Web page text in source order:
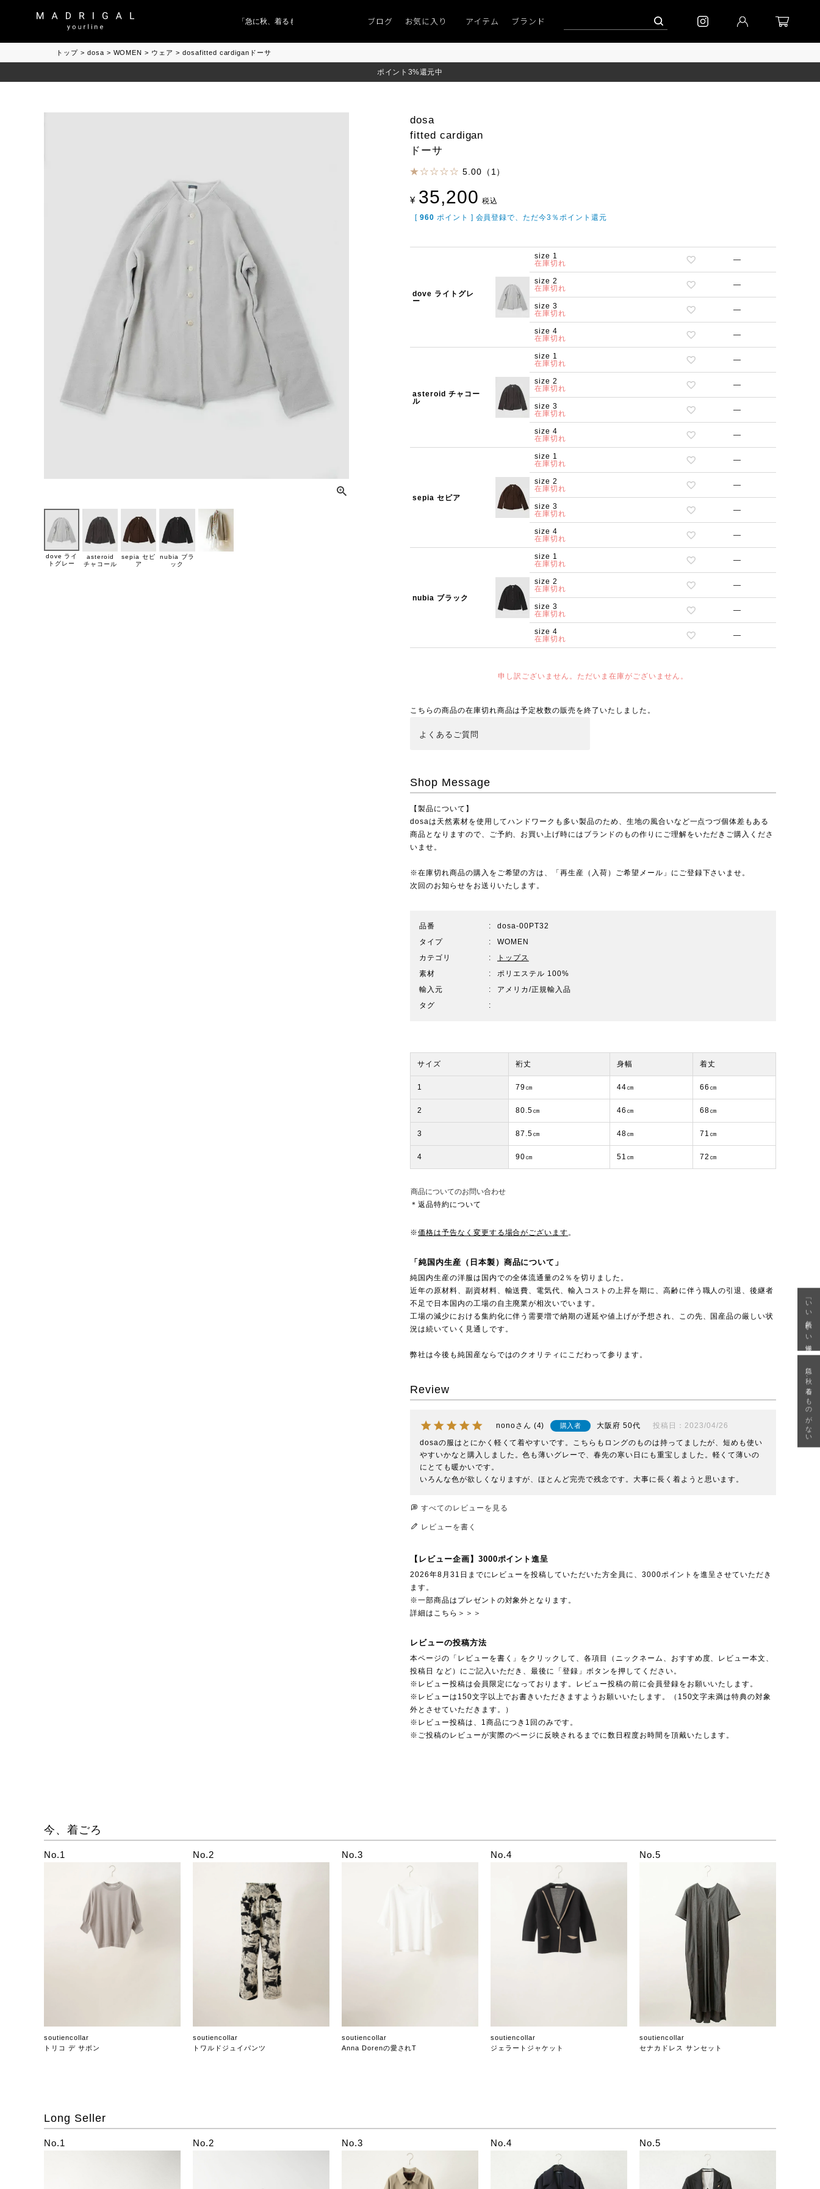
「急に秋、着るものがない」 「キレイなニット」 ポイント9％「マンスリーポイントキャンペーン」 予約│「エッグジャケット GREY」
ブログ お気に入り アイテム ブランド
トップ dosa WOMEN ウェア dosafitted cardiganドーサ
ポイント3%還元中
dove ライ
トグレー
asteroid
チャコール
sepia セピ
ア
nubia ブラ
ック
dosa
fitted cardigan
ドーサ
5.00（1）
¥ 35,200 税込
[ 960 ポイント ] 会員登録で、ただ今3％ポイント還元
dove ライトグレ
ー
size 1
在庫切れ
—
size 2
在庫切れ
—
size 3
在庫切れ
—
size 4
在庫切れ
—
asteroid チャコー
ル
size 1
在庫切れ
—
size 2
在庫切れ
—
size 3
在庫切れ
—
size 4
在庫切れ
—
sepia セピア
size 1
在庫切れ
—
size 2
在庫切れ
—
size 3
在庫切れ
—
size 4
在庫切れ
—
nubia ブラック
size 1
在庫切れ
—
size 2
在庫切れ
—
size 3
在庫切れ
—
size 4
在庫切れ
—
申し訳ございません。ただいま在庫がございません。
こちらの商品の在庫切れ商品は予定枚数の販売を終了いたしました。
よくある ご質問
Shop Message
【製品について】
dosaは天然素材を使用してハンドワークも多い製品のため、生地の風合いなど一点つづ個体差もある
商品となりますので、ご予約、お買い上げ時にはブランドのもの作りにご理解をいただきご購入くださ
いませ。
※在庫切れ商品の購入をご希望の方は、「再生産（入荷）ご希望メール」にご登録下さいませ。
次回のお知らせをお送りいたします。
品番
dosa-00PT32
タイプ
WOMEN
カテゴリ
トップス
素材
ポリエステル 100%
輸入元
アメリカ/正規輸入品
タグ
サイズ 裄丈 身幅 着丈
1 79㎝ 44㎝ 66㎝
2 80.5㎝ 46㎝ 68㎝
3 87.5㎝ 48㎝ 71㎝
4 90㎝ 51㎝ 72㎝
商品についてのお問い合わせ
＊返品特約について
※価格は予告なく変更する場合がございます。
「純国内生産（日本製）商品について」
純国内生産の洋服は国内での全体流通量の2％を切りました。
近年の原材料、副資材料、輸送費、電気代、輸入コストの上昇を期に、高齢に伴う職人の引退、後継者
不足で日本国内の工場の自主廃業が相次いでいます。
工場の減少における集約化に伴う需要増で納期の遅延や値上げが予想され、この先、国産品の厳しい状
況は続いていく見通しです。
弊社は今後も純国産ならではのクオリティにこだわって参ります。
Review
nono 4 購入者 大阪府 50代 投稿日
2023/04/26
dosaの服はとにかく軽くて着やすいです。こちらもロングのものは持ってましたが、短めも使い
やすいかなと購入しました。色も薄いグレーで、春先の寒い日にも重宝しました。軽くて薄いの
にとても暖かいです。
いろんな色が欲しくなりますが、ほとんど完売で残念です。大事に長く着ようと思います。
すべてのレビューを見る
レビューを書く
【レビュー企画】3000ポイント進呈
2026年8月31日までにレビューを投稿していただいた方全員に、3000ポイントを進呈させていただき
ます。
※一部商品はプレゼントの対象外となります。
詳細はこちら＞＞＞
レビューの投稿方法
本ページの「レビューを書く」をクリックして、各項目（ニックネーム、おすすめ度、レビュー本文、
投稿日 など）にご記入いただき、最後に「登録」ボタンを押してください。
※レビュー投稿は会員限定になっております。レビュー投稿の前に会員登録をお願いいたします。
※レビューは150文字以上でお書きいただきますようお願いいたします。（150文字未満は特典の対象
外とさせていただきます。）
※レビュー投稿は、1商品につき1回のみです。
※ご投稿のレビューが実際のページに反映されるまでに数日程度お時間を頂戴いたします。
今、着ごろ
No.1
soutiencollar
トリコ デ サボン
No.2
soutiencollar
トワルドジュイパンツ
No.3
soutiencollar
Anna Dorenの愛されT
No.4
soutiencollar
ジェラートジャケット
No.5
soutiencollar
セナカドレス サンセット
Long Seller
No.1 No.2 No.3 No.4 No.5
「いい年齢 いい洋服」
急に秋、着るものがない